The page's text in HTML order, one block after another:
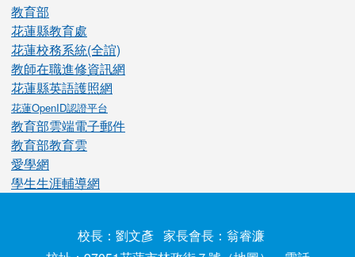
教育部
花蓮縣教育處
花蓮校務系統(全誼)
教師在職進修資訊網
花蓮縣英語護照網
花蓮OpenID認證平台
教育部雲端電子郵件
教育部教育雲
愛學網
學生生涯輔導網
校長：劉文彥 家長會長：翁睿濂